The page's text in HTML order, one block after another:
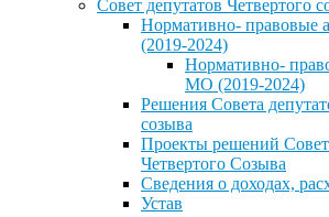
Совет депутатов Четвертого
Нормативно- правовые
(2019-2024)
Нормативно-
МО (2019-2024)
Решения Совета
созыва
Проекты решений
Четвертого Созыва
Сведения о доходах,
Устав